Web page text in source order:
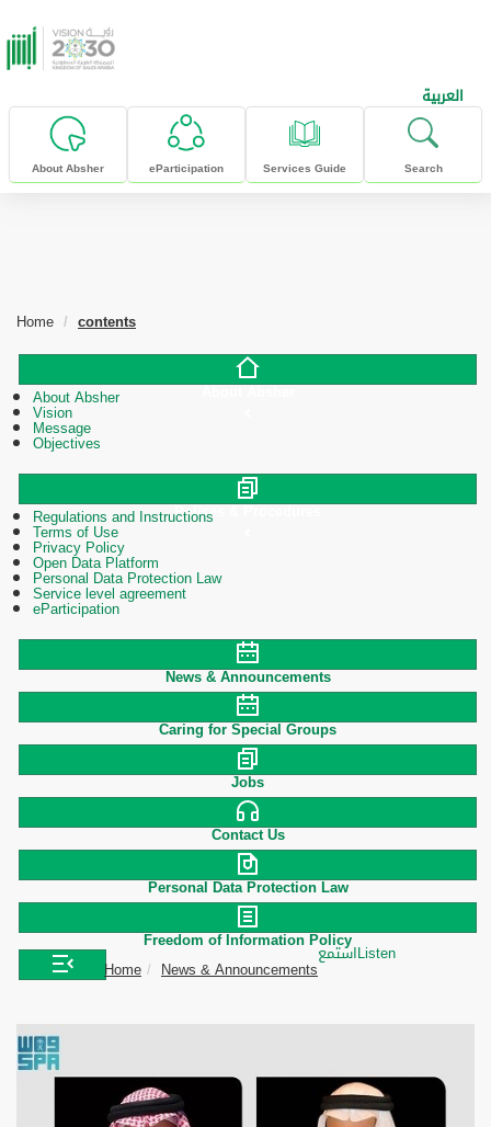
skip to main content
العربية
About Absher eParticipation Services Guide Search
Home contents
About Absher
About Absher
Vision
Message
Objectives
Polices & Procedures
Regulations and Instructions
Terms of Use
Privacy Policy
Open Data Platform
Personal Data Protection Law
Service level agreement
eParticipation
News & Announcements
Caring for Special Groups
Jobs
Contact Us
Personal Data Protection Law
Freedom of Information Policy
Home
News & Announcements
استمعListen